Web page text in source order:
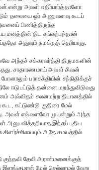
என்று அவள் எதிர்பார்த்தாளோ
தலையை ஓர் அணுவளவு கூடப்
அவனைப் பிணித்திருந்த
மனத்தின் திட சங்கற்பந்தான்
அதுவும் நமக்குத் தெரியாது.
அந்தச் சக்கரவர்த்தி திருமகளின்
சாதாரணமாய் அவள் சிவன்
பராசக்தியின் சந்நிதிக்குச்
ஈடுபட்டுத் தன்னை மறந்துவிடுவது
அவ்விதம் சலனமற்ற தியானத்தில்
கட்டுண்டு குதிரை மேல்
அவள் எவ்வளவோ முயன்றும் அந்த
இந்தப் புதிய
அதே சமயத்தில்
குந்தவி தேவி அரண்மனைக்குத்
இளங்குமரன் மேல் செல்லாமல் வேறு